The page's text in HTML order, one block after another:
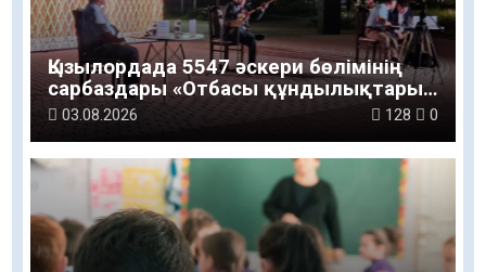
Қызылордада 5547 әскери бөлімінің
сарбаздары «Отбасы құндылықтары
– ұлт болашағы» атты рухани-мәдени
03.08.2026 128 0